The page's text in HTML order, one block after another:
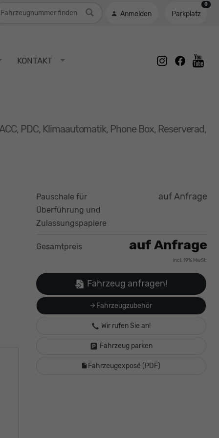
Anmelden Parkplatz
0
KONTAKT instagram
facebook
PDC, Klimaautomatik, Phone Box, Reserverad,
Pauschale für
Überführung und
Zulassungspapiere
auf Anfrage
Gesamtpreis auf Anfrage
incl. 19% MwSt.
Fahrzeugzubehör
Fahrzeug anfragen!
Wir rufen Sie an!
Fahrzeug parken
Fahrzeugexposé (PDF)